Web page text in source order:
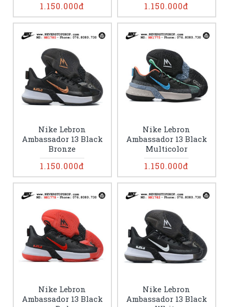
1.150.000đ 1.150.000đ
Nike Lebron
Ambassador 13 Black
Bronze
1.150.000đ
Nike Lebron
Ambassador 13 Black
Multicolor
1.150.000đ
Nike Lebron
Ambassador 13 Black
Nike Lebron
Ambassador 13 Black